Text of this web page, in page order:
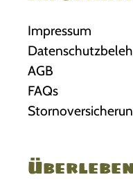
Impressum
AGB
FAQs